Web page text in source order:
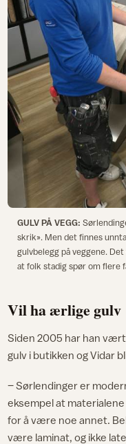
GULV PÅ VEGG:
skrik». Men det finnes
gulvbelegg på veggene.
at folk stadig spør om flere
Vil ha ærlige gulv
Siden 2005 har han
gulv i butikken og Vidar
– Sørlendinger er
eksempel at
for å være noe annet.
være laminat, og ikke